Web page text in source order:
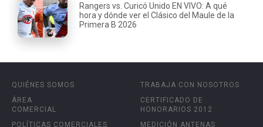
Rangers vs. Curicó Unido EN VIVO: A qué
hora y dónde ver el Clásico del Maule de la
Primera B 2026
QUIÉNES SOMOS
ÁREA
COMERCIAL
POLÍTICAS COMERCIALES
TRABAJA CON NOSOTROS
CERTIFICADO DE
HONORARIOS 2012
MEDICIÓN ANTENAS